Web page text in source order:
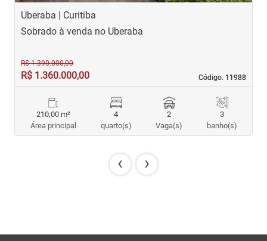
Uberaba | Curitiba
Código. 11988
Código. 11988
Sobrado à venda no Uberaba
R$ 1.390.000,00
R$ 1.360.000,00
210,00 m²
Área principal
4
quarto(s)
2
Vaga(s)
3
banho(s)
‹ ›